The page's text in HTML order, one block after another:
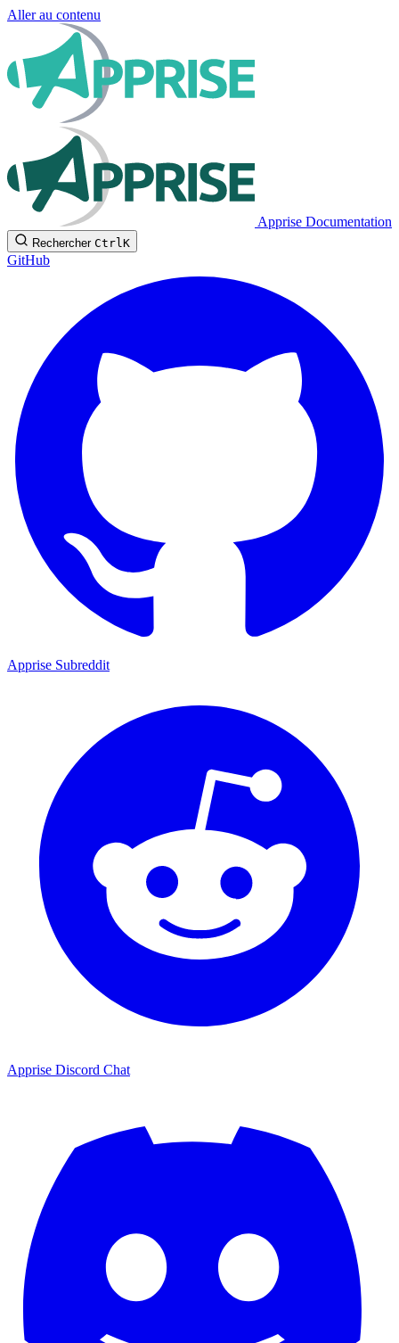
Aller au contenu
Apprise Documentation
Rechercher CtrlK
GitHub
Apprise Subreddit
Apprise Discord Chat